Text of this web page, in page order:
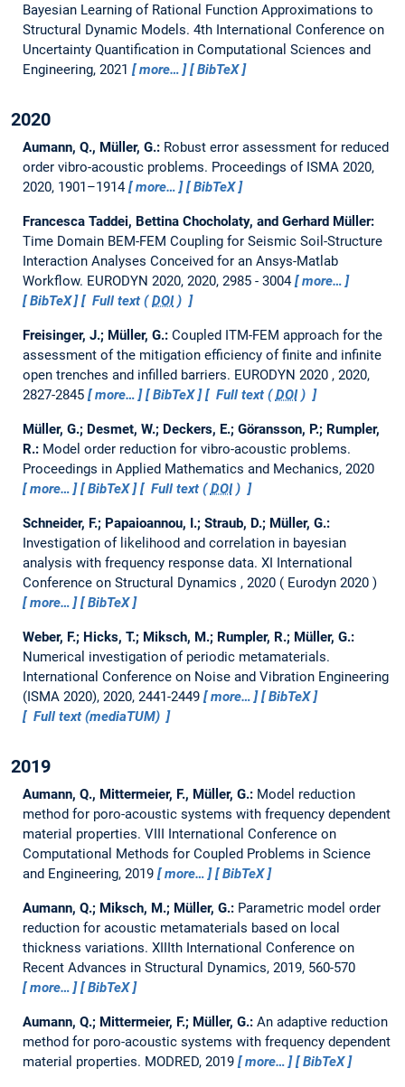
Bayesian Learning of Rational Function Approximations to
Structural Dynamic Models. 4th International Conference on
Uncertainty Quantification in Computational Sciences and
Engineering, 2021
more… BibTeX
2020
Aumann, Q., Müller, G.: Robust error assessment for reduced
order vibro-acoustic problems. Proceedings of ISMA 2020,
2020, 1901–1914
more… BibTeX
Francesca Taddei, Bettina Chocholaty, and Gerhard Müller:
Time Domain BEM-FEM Coupling for Seismic Soil-Structure
Interaction Analyses Conceived for an Ansys-Matlab
Workflow. EURODYN 2020, 2020, 2985 - 3004
more…
BibTeX
Full text (DOI)
Freisinger, J.; Müller, G.: Coupled ITM-FEM approach for the
assessment of the mitigation efficiency of finite and infinite
open trenches and infilled barriers. EURODYN 2020 , 2020,
2827-2845
more… BibTeX Full text (DOI)
Müller, G.; Desmet, W.; Deckers, E.; Göransson, P.; Rumpler,
R.: Model order reduction for vibro-acoustic problems.
Proceedings in Applied Mathematics and Mechanics, 2020
more…
BibTeX Full text (DOI)
Schneider, F.; Papaioannou, I.; Straub, D.; Müller, G.:
Investigation of likelihood and correlation in bayesian
analysis with frequency response data. XI International
Conference on Structural Dynamics , 2020
Eurodyn 2020
more…
BibTeX
Weber, F.; Hicks, T.; Miksch, M.; Rumpler, R.; Müller, G.:
Numerical investigation of periodic metamaterials.
International Conference on Noise and Vibration Engineering
(ISMA 2020), 2020, 2441-2449
more…
BibTeX
Full text (mediaTUM)
2019
Aumann, Q., Mittermeier, F., Müller, G.: Model reduction
method for poro-acoustic systems with frequency dependent
material properties. VIII International Conference on
Computational Methods for Coupled Problems in Science
and Engineering, 2019
more… BibTeX
Aumann, Q.; Miksch, M.; Müller, G.: Parametric model order
reduction for acoustic metamaterials based on local
thickness variations. XIIIth International Conference on
Recent Advances in Structural Dynamics, 2019, 560-570
more…
BibTeX
Aumann, Q.; Mittermeier, F.; Müller, G.: An adaptive reduction
method for poro-acoustic systems with frequency dependent
material properties. MODRED, 2019 more… BibTeX